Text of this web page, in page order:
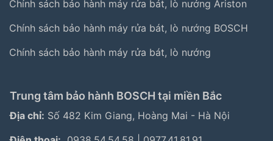
Chính sách bảo hành máy rửa bát, lò nướng Ariston
Chính sách bảo hành máy rửa bát, lò nướng BOSCH
Chính sách bảo hành máy rửa bát, lò nướng
Trung tâm bảo hành BOSCH tại miền Bắc
Địa chỉ: Số 482 Kim Giang, Hoàng Mai - Hà Nội